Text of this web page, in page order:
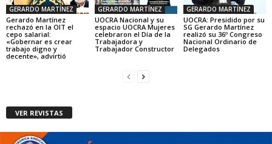
GERARDO MARTÍNEZ
Gerardo Martínez
rechazó en la OIT el
cepo salarial:
«Gobernar es crear
trabajo digno y
decente», advirtió
GERARDO MARTÍNEZ
UOCRA Nacional y su
espacio UOCRA Mujeres
celebraron el Día de la
Trabajadora y
Trabajador Constructor
GERARDO MARTÍNEZ
UOCRA: Presidido por su
SG Gerardo Martínez
realizó su 36º Congreso
Nacional Ordinario de
Delegados
VER REVISTAS